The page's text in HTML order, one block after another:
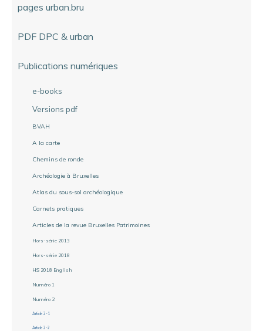
pages urban.bru
PDF DPC & urban
Publications numériques
e-books
Versions pdf
BVAH
A la carte
Chemins de ronde
Archéologie à Bruxelles
Atlas du sous-sol archéologique
Carnets pratiques
Articles de la revue Bruxelles Patrimoines
Hors-série 2013
Hors-série 2018
HS 2018 English
Numéro 1
Numéro 2
Article 2-1
Article 2-2